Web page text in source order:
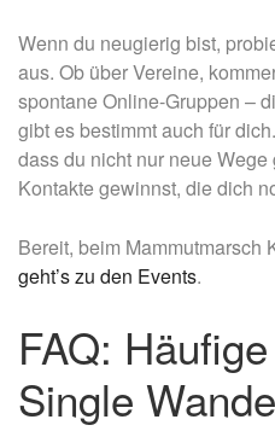
Wenn du neugierig bist,
aus. Ob über Vereine,
spontane Online-Gruppen –
gibt es bestimmt auch für
dass du nicht nur neue
Kontakte gewinnst, die dich
Bereit, beim Mammutmarsch
geht’s zu den Events.
FAQ:
Single